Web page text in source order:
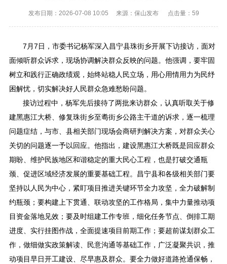
发布日期：2026-07-08 10:05 来源：保山发布 点击量： 59
7月7日，市委书记杨军深入昌宁县珠街乡开展下访接访，面对
面倾听群众诉求，现场协调解决群众反映的问题。他强调，要牢固
树立和践行正确政绩观，始终站稳人民立场，用心用情用力为民纾
困解忧，切实解决好人民群众急难愁盼问题。
接访过程中，杨军先后接待了两批来访群众，认真听取关于修
建黑惠江大桥、修复珠街乡至耈街乡公路主干道的诉求，逐一梳理
问题症结，与市、县相关部门现场会商研判解决方案，对群众关心
关切的问题逐一予以回应。他指出，建设黑惠江大桥既是回应群众
期盼、维护民族地区和谐稳定的重大民心工程，也是打破交通瓶
颈、促进区域经济发展的重要基础工程。昌宁县和各级相关部门要
坚持以人民为中心，紧盯项目推进关键环节全力攻坚，全力破解制
约瓶颈；要构建上下贯通、联动攻坚的工作格局，集中力量推动项
目资金落地见效；要及时组建工作专班，细化任务节点、倒排工期
进度、实行挂图作战，全面提速项目前期工作；要超前谋划群众工
作，做细做实政策解读、民意沟通等基础工作，广泛凝聚共识，推
动项目早日开工建设、尽早惠及群众。要全力做好道路抢通保畅，